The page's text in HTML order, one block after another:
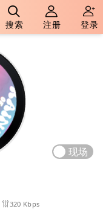
搜索 注册 登录
现场
320 Kbps